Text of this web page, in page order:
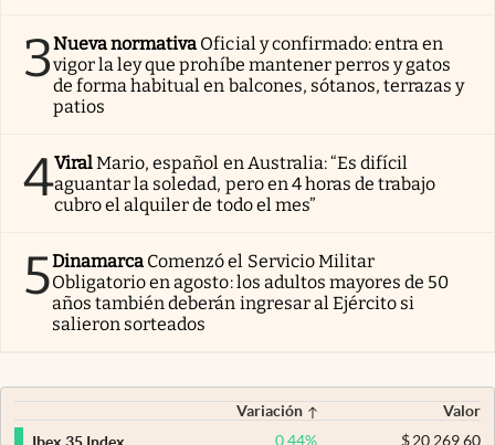
3Nueva normativa Oficial y confirmado: entra en
vigor la ley que prohíbe mantener perros y gatos
de forma habitual en balcones, sótanos, terrazas y
patios
4ViralMario, español en Australia: “Es difícil
aguantar la soledad, pero en 4 horas de trabajo
cubro el alquiler de todo el mes”
5Dinamarca Comenzó el Servicio Militar
Obligatorio en agosto: los adultos mayores de 50
años también deberán ingresar al Ejército si
salieron sorteados
Variación
Valor
Ibex 35 Index
0,44% $20.269,60